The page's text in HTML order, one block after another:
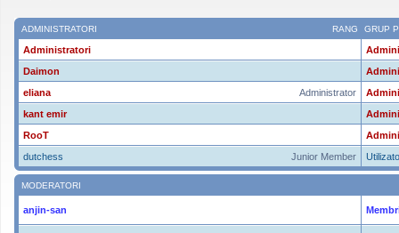
RANG
ADMINISTRATORI GRUP
Administratori
Daimon
Administrator
eliana
kant emir
RooT
Junior Member
dutchess
MODERATORI
anjin-san